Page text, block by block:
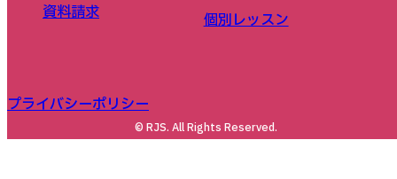
資料請求
個別レッスン
プライバシーポリシー
© RJS. All Rights Reserved.